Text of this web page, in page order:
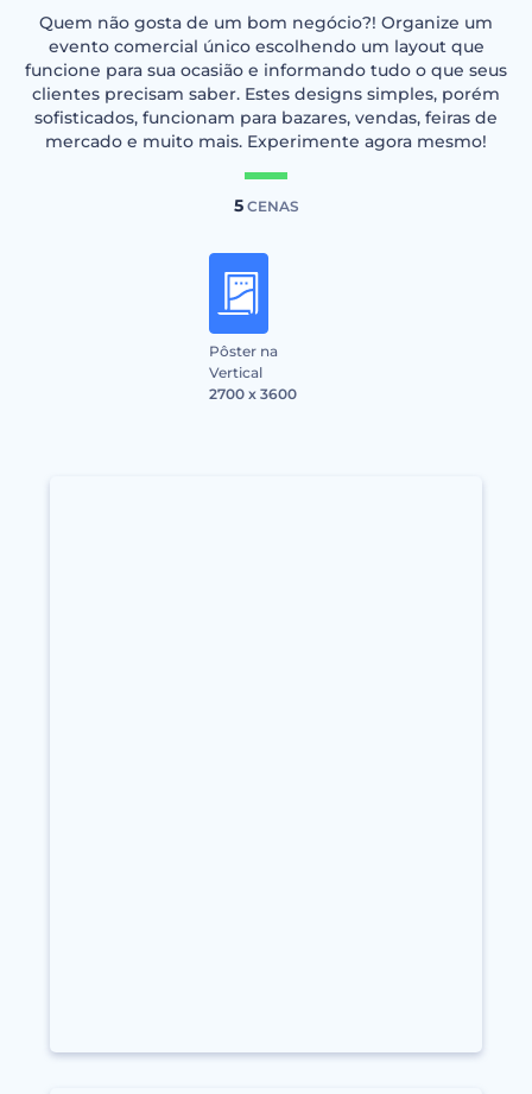
Quem não gosta de um bom negócio?! Organize um
evento comercial único escolhendo um layout que
funcione para sua ocasião e informando tudo o que seus
clientes precisam saber. Estes designs simples, porém
sofisticados, funcionam para bazares, vendas, feiras de
mercado e muito mais. Experimente agora mesmo!
5CENAS
Pôster na
Vertical
2700 x 3600